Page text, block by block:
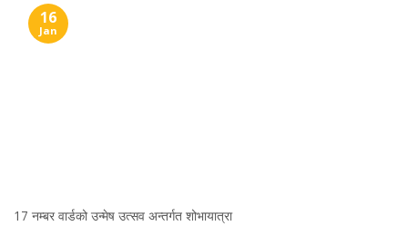
17 नम्बर वार्डको उन्मेष उत्सव अन्तर्गत शोभायात्रा
16
Jan